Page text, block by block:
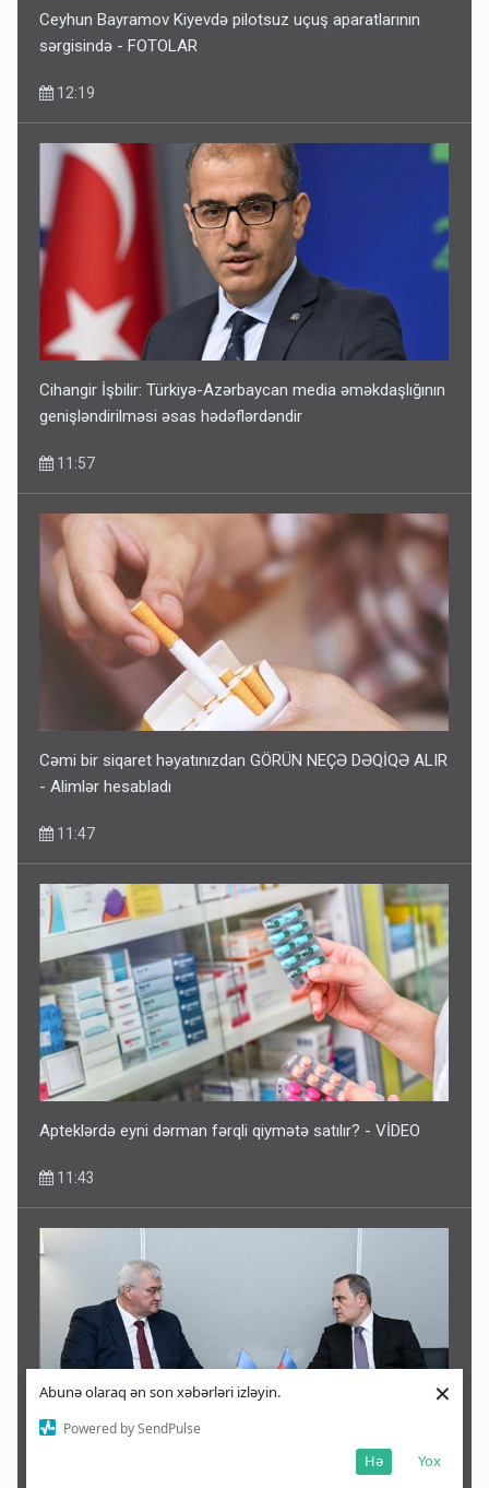
Abunə olaraq ən son xəbərləri izləyin.
Powered by SendPulse
Yox
Hə
×
Ceyhun Bayramov Kiyevdə pilotsuz uçuş aparatlarının
sərgisində - FOTOLAR
12:19
Cihangir İşbilir: Türkiyə-Azərbaycan media əməkdaşlığının
genişləndirilməsi əsas hədəflərdəndir
11:57
Cəmi bir siqaret həyatınızdan GÖRÜN NEÇƏ DƏQİQƏ ALIR
- Alimlər hesabladı
11:47
Apteklərdə eyni dərman fərqli qiymətə satılır? - VİDEO
11:43
Azərbaycan və Ukrayna XİN başçıları görüşdü